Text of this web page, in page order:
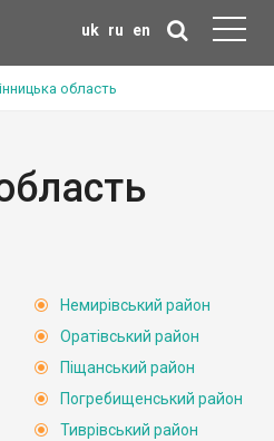
uk ru en
область
Немирівський район
Оратівський район
Піщанський район
Погребищенський район
Тиврівський район